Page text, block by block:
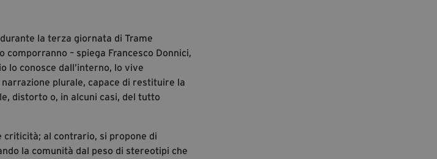
la terza giornata di Trame
comporranno – spiega Francesco Donnici,
lo conosce dall’interno, lo vive
plurale, capace di restituire la
distorto o, in alcuni casi, del tutto
criticità; al contrario, si propone di
la comunità dal peso di stereotipi che